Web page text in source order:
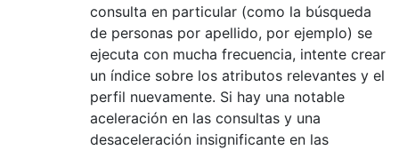
consulta en particular (como la búsqueda
de personas por apellido, por ejemplo) se
ejecuta con mucha frecuencia, intente crear
un índice sobre los atributos relevantes y el
perfil nuevamente. Si hay una notable
aceleración en las consultas y una
desaceleración insignificante en las